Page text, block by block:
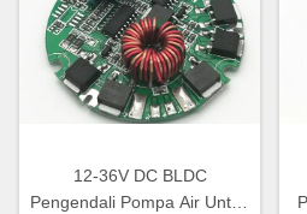
12-36V DC BLDC
Pengendali Pompa Air Untuk